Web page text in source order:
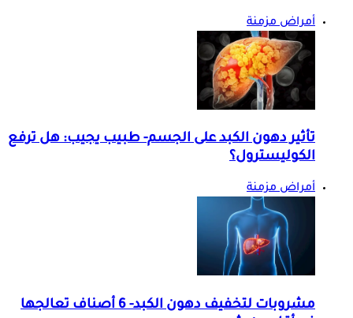
أمراض مزمنة
تأثير دهون الكبد على الجسم- طبيب يجيب: هل ترفع
الكوليسترول؟
أمراض مزمنة
مشروبات لتخفيف دهون الكبد- 6 أصناف تعالجها